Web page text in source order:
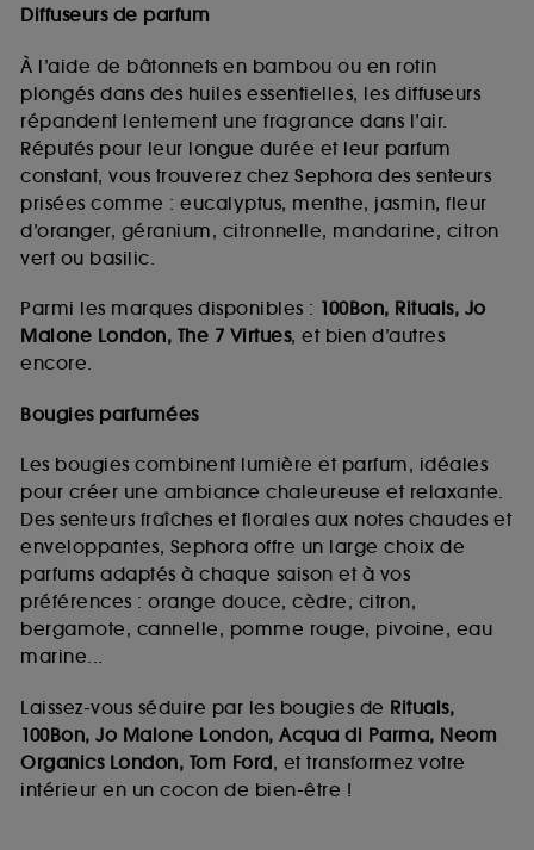
Diffuseurs de parfum
À l’aide de bâtonnets en bambou ou en rotin
plongés dans des huiles essentielles, les diffuseurs
répandent lentement une fragrance dans l’air.
Réputés pour leur longue durée et leur parfum
constant, vous trouverez chez Sephora des senteurs
prisées comme : eucalyptus, menthe, jasmin, fleur
d’oranger, géranium, citronnelle, mandarine, citron
vert ou basilic.
Parmi les marques disponibles : 100Bon, Rituals, Jo
Malone London, The 7 Virtues, et bien d’autres
encore.
Bougies parfumées
Les bougies combinent lumière et parfum, idéales
pour créer une ambiance chaleureuse et relaxante.
Des senteurs fraîches et florales aux notes chaudes et
enveloppantes, Sephora offre un large choix de
parfums adaptés à chaque saison et à vos
préférences : orange douce, cèdre, citron,
bergamote, cannelle, pomme rouge, pivoine, eau
marine...
Laissez-vous séduire par les bougies de Rituals,
100Bon, Jo Malone London, Acqua di Parma, Neom
Organics London, Tom Ford, et transformez votre
intérieur en un cocon de bien-être !